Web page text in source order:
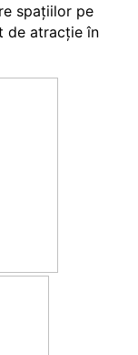
spațiilor pe
de atracție în